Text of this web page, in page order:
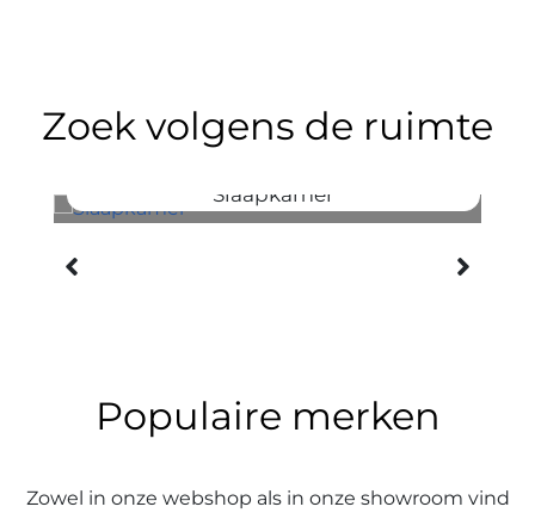
Zoek volgens de ruimte
Slaapkamer
Populaire merken
Zowel in onze webshop als in onze showroom vind